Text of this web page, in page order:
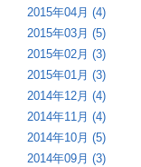
2015年04月 (4)
2015年03月 (5)
2015年02月 (3)
2015年01月 (3)
2014年12月 (4)
2014年11月 (4)
2014年10月 (5)
2014年09月 (3)